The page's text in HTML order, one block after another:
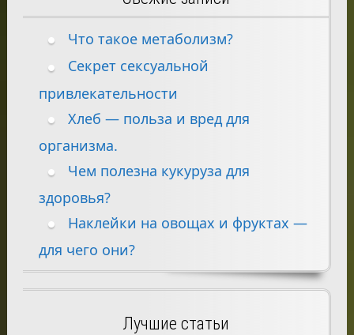
Что такое метаболизм?
Секрет сексуальной
привлекательности
Хлеб — польза и вред для
организма.
Чем полезна кукуруза для
здоровья?
Наклейки на овощах и фруктах —
для чего они?
Лучшие статьи